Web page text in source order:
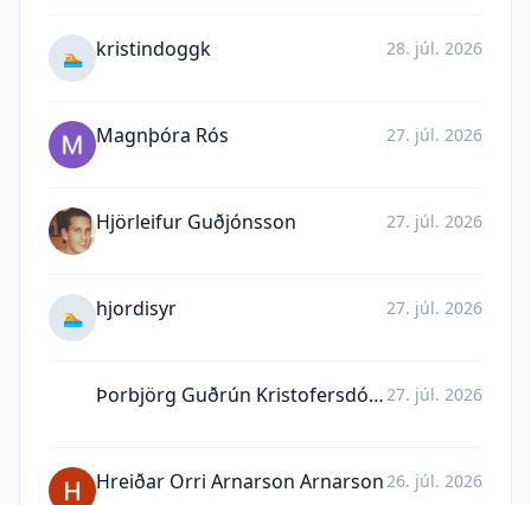
🏊 kristindoggk 28. júl. 2026
Magnþóra Rós 27. júl. 2026
Hjörleifur Guðjónsson 27. júl. 2026
🏊 hjordisyr 27. júl. 2026
Þorbjörg Guðrún Kristofersdóttir27. júl. 2026
Hreiðar Orri Arnarson Arnarson26. júl. 2026